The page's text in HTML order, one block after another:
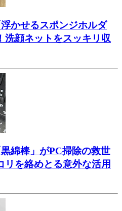
浮かせるスポンジホルダ
洗顔ネットをスッキリ収
綿棒」がPC掃除の救世
リを絡めとる意外な活用